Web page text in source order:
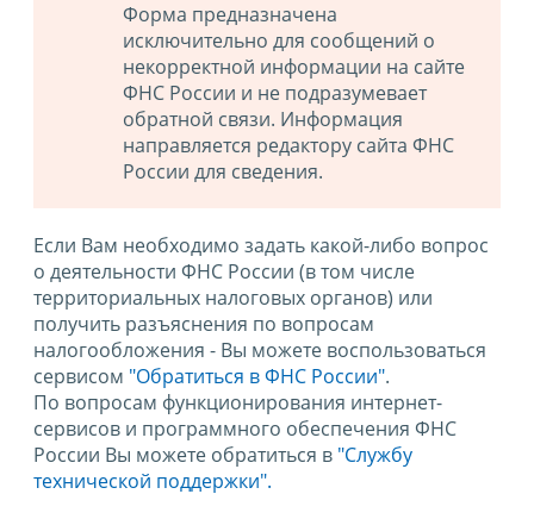
Форма предназначена
исключительно для сообщений о
некорректной информации на сайте
ФНС России и не подразумевает
обратной связи. Информация
направляется редактору сайта ФНС
России для сведения.
Если Вам необходимо задать какой-либо вопрос
о деятельности ФНС России (в том числе
территориальных налоговых органов) или
получить разъяснения по вопросам
налогообложения - Вы можете воспользоваться
сервисом "Обратиться в ФНС России".
По вопросам функционирования интернет-
сервисов и программного обеспечения ФНС
России Вы можете обратиться в "Службу
технической поддержки".